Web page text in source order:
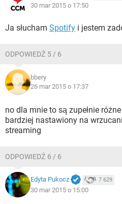
30 mar 2015 o 17:50
Ja słucham Spotify i jestem
ODPOWIEDŹ 5 / 6
bbery
26 mar 2015 o 17:37
no dla mnie to są zupełnie
bardziej nastawiony na
streaming
ODPOWIEDŹ 6 / 6
Edyta Pukocz 7 629
30 mar 2015 o 15:00